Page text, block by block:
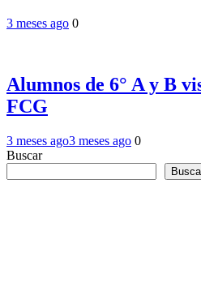
3 meses ago 0
Alumnos de 6° A y B
FCG
3 meses ago3 meses ago 0
Buscar